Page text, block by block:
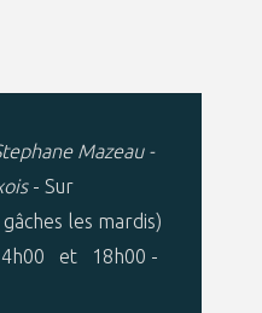
Mazeau -
- Sur
les mardis)
et 18h00 -